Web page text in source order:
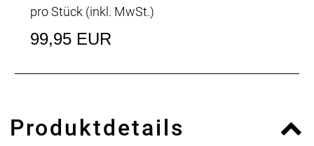
pro Stück (inkl. MwSt.)
99,95 EUR
Produktdetails